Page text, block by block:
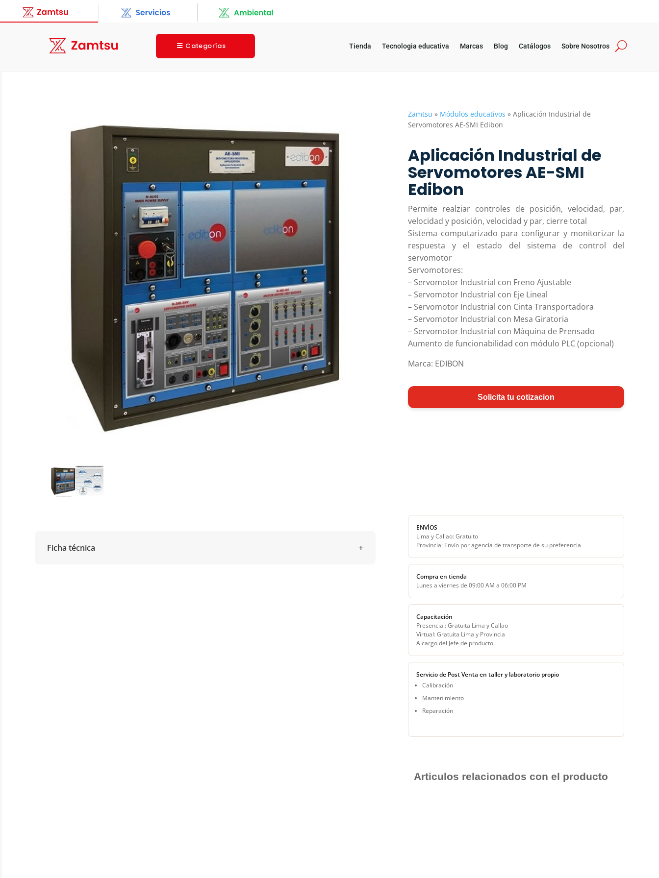
Categorías Tienda Tecnologia educativa Marcas Blog Catálogos Sobre Nosotros
Zamtsu » Módulos educativos » Aplicación Industrial de
Servomotores AE-SMI Edibon
Aplicación Industrial de
Servomotores AE-SMI
Edibon
Permite realziar controles de posición, velocidad, par,
velocidad y posición, velocidad y par, cierre total
Sistema computarizado para configurar y monitorizar la
respuesta y el estado del sistema de control del
servomotor
Servomotores:
– Servomotor Industrial con Freno Ajustable
– Servomotor Industrial con Eje Lineal
– Servomotor Industrial con Cinta Transportadora
– Servomotor Industrial con Mesa Giratoria
– Servomotor Industrial con Máquina de Prensado
Aumento de funcionabilidad con módulo PLC (opcional)
Marca: EDIBON
Solicita tu cotizacion
Ficha técnica
ENVÍOS
Lima y Callao: Gratuito
Provincia: Envío por agencia de transporte de su preferencia
Compra en tienda
Lunes a viernes de 09:00 AM a 06:00 PM
Capacitación
Presencial: Gratuita Lima y Callao
Virtual: Gratuita Lima y Provincia
A cargo del Jefe de producto
Servicio de Post Venta en taller y laboratorio propio
Calibración
Mantenimiento
Reparación
Articulos relacionados con el producto